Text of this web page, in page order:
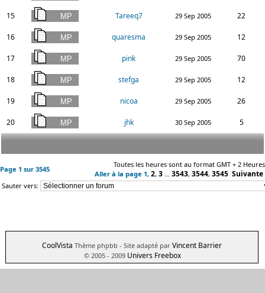
15 Tareeq7 29 Sep 2005 22
16 quaresma 29 Sep 2005 12
17 pink 29 Sep 2005 70
18 stefga 29 Sep 2005 12
19 nicoa 29 Sep 2005 26
20 jhk 30 Sep 2005 5
Page 1 sur 3545
Toutes les heures sont au format GMT + 2 Heures
Aller à la page 1, 2, 3 ... 3543, 3544, 3545 Suivante
Sauter vers:
CoolVista Thème phpbb - Site adapté par Vincent Barrier
© 2005 - 2009 Univers Freebox